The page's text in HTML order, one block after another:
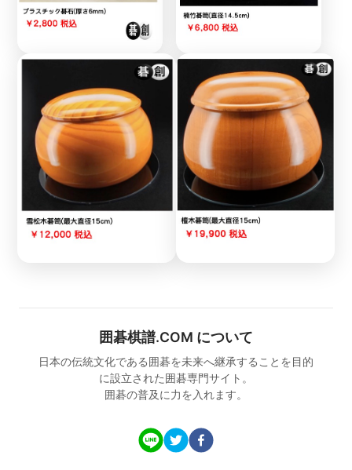
囲碁棋譜.COM について
日本の伝統文化である囲碁を未来へ継承することを目的
に設立された囲碁専門サイト。
囲碁の普及に力を入れます。